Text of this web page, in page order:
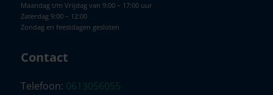
Maandag t/m Vrijdag van 9:00 – 17:00 uur
Zaterdag 9:00 – 12:00
Zondag en feestdagen gesloten
Contact
Telefoon: 0613056055